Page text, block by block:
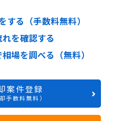
する（手数料無料）
を確認する
場を調べる（無料）
案件登録
却手数料無料）